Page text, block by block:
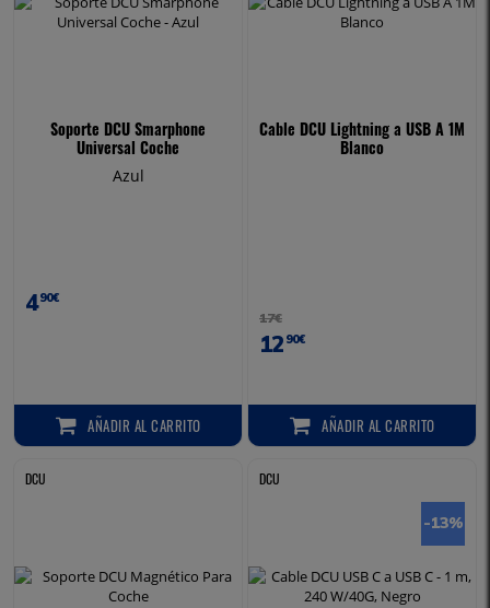
Soporte DCU Smarphone
Universal Coche
Azul
4 90€
AÑADIR AL CARRITO
Cable DCU Lightning a USB A 1M
Blanco
17€
12 90€
AÑADIR AL CARRITO
DCU DCU
-13%